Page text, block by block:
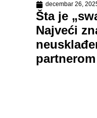
decembar 26,
Šta je
Najveći
partnerom